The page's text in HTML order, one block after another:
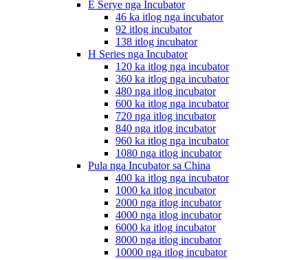
E Serye nga Incubator
46 ka itlog nga incubator
92 itlog incubator
138 itlog incubator
H Series nga Incubator
120 ka itlog nga incubator
360 ka itlog nga incubator
480 nga itlog incubator
600 ka itlog nga incubator
720 nga itlog incubator
840 nga itlog incubator
960 ka itlog nga incubator
1080 nga itlog incubator
Pula nga Incubator sa China
400 ka itlog nga incubator
1000 ka itlog incubator
2000 nga itlog incubator
4000 nga itlog incubator
6000 ka itlog incubator
8000 nga itlog incubator
10000 nga itlog incubator